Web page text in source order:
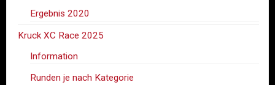
Ergebnis 2020
Kruck XC Race 2025
Information
Runden je nach Kategorie